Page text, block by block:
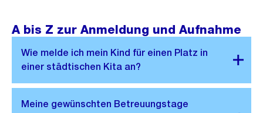
A bis Z zur Anmeldung und Aufnahme